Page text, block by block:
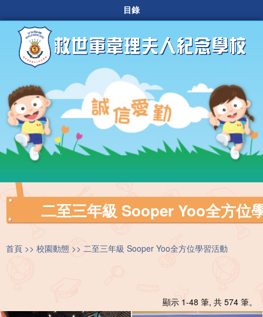
目錄
二至三年級 Sooper Yoo全方位
首頁 校園動態 二至三年級 Sooper Yoo全方位學習活動
顯示 1-48 筆, 共 574 筆。